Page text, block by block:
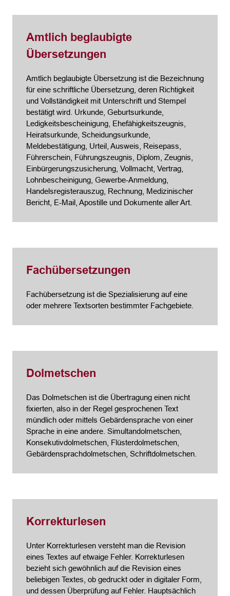
Amtlich beglaubigte
Übersetzungen
Amtlich beglaubigte Übersetzung ist die Bezeichnung
für eine schriftliche Übersetzung, deren Richtigkeit
und Vollständigkeit mit Unterschrift und Stempel
bestätigt wird. Urkunde, Geburtsurkunde,
Ledigkeitsbescheinigung, Ehefähigkeitszeugnis,
Heiratsurkunde, Scheidungsurkunde,
Meldebestätigung, Urteil, Ausweis, Reisepass,
Führerschein, Führungszeugnis, Diplom, Zeugnis,
Einbürgerungszusicherung, Vollmacht, Vertrag,
Lohnbescheinigung, Gewerbe-Anmeldung,
Handelsregisterauszug, Rechnung, Medizinischer
Bericht, E-Mail, Apostille und Dokumente aller Art.
Fachübersetzungen
Fachübersetzung ist die Spezialisierung auf eine
oder mehrere Textsorten bestimmter Fachgebiete.
Dolmetschen
Das Dolmetschen ist die Übertragung einen nicht
fixierten, also in der Regel gesprochenen Text
mündlich oder mittels Gebärdensprache von einer
Sprache in eine andere. Simultandolmetschen,
Konsekutivdolmetschen, Flüsterdolmetschen,
Gebärdensprachdolmetschen, Schriftdolmetschen.
Korrekturlesen
Unter Korrekturlesen versteht man die Revision
eines Textes auf etwaige Fehler. Korrekturlesen
bezieht sich gewöhnlich auf die Revision eines
beliebigen Textes, ob gedruckt oder in digitaler Form,
und dessen Überprüfung auf Fehler. Hauptsächlich